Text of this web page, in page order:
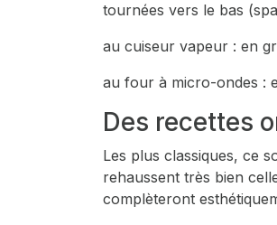
tournées vers le bas
au cuiseur vapeur : en
au four à micro-ondes :
Des recettes
Les plus classiques, ce
rehaussent très bien
complèteront